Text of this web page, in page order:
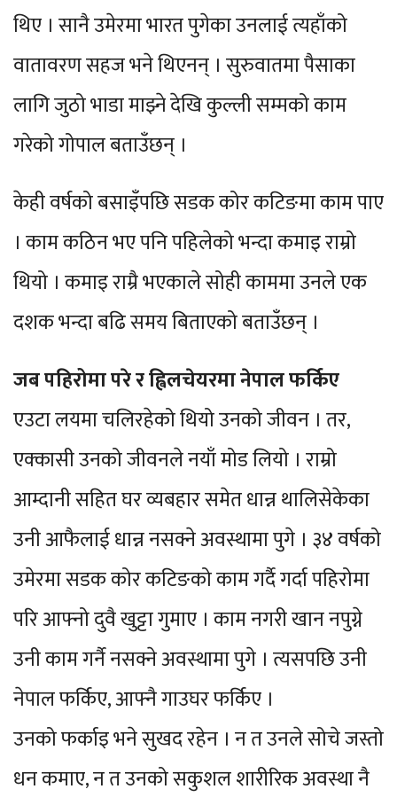
थिए । सानै उमेरमा भारत पुगेका उनलाई त्यहाँको
वातावरण सहज भने थिएनन् । सुरुवातमा पैसाका
लागि जुठो भाडा माझ्ने देखि कुल्ली सम्मको काम
गरेको गोपाल बताउँछन् ।
केही वर्षको बसाइँपछि सडक कोर कटिङमा काम पाए
। काम कठिन भए पनि पहिलेको भन्दा कमाइ राम्रो
थियो । कमाइ राम्रै भएकाले सोही काममा उनले एक
दशक भन्दा बढि समय बिताएको बताउँछन् ।
जब पहिरोमा परे र ह्विलचेयरमा नेपाल फर्किए
एउटा लयमा चलिरहेको थियो उनको जीवन । तर,
एक्कासी उनको जीवनले नयाँ मोड लियो । राम्रो
आम्दानी सहित घर व्यबहार समेत धान्न थालिसेकेका
उनी आफैलाई धान्न नसक्ने अवस्थामा पुगे । ३४ वर्षको
उमेरमा सडक कोर कटिङको काम गर्दै गर्दा पहिरोमा
परि आफ्नो दुवै खुट्टा गुमाए । काम नगरी खान नपुग्ने
उनी काम गर्नै नसक्ने अवस्थामा पुगे । त्यसपछि उनी
नेपाल फर्किए, आफ्नै गाउघर फर्किए ।
उनको फर्काइ भने सुखद रहेन । न त उनले सोचे जस्तो
धन कमाए, न त उनको सकुशल शारीरिक अवस्था नै